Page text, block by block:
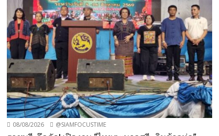
08/08/2026 @SIAMFOCUSTIME